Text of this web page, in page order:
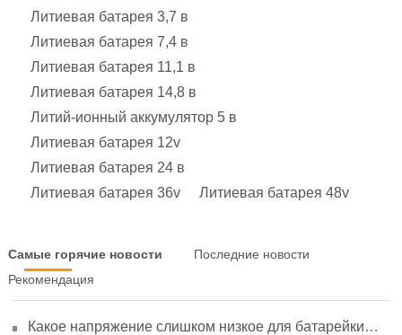
Литиевая батарея 3,7 в
Литиевая батарея 7,4 в
Литиевая батарея 11,1 в
Литиевая батарея 14,8 в
Литий-ионный аккумулятор 5 в
Литиевая батарея 12v
Литиевая батарея 24 в
Литиевая батарея 36v
Литиевая батарея 48v
Самые горячие новости
Последние новости
Рекомендация
Какое напряжение слишком низкое для батарейки